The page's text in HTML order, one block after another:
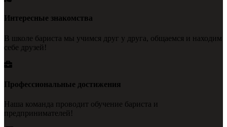
Интересные знакомства
В школе бариста мы учимся друг у друга, общаемся и находим
себе друзей!
Профессиональные достижения
Наша команда проводит обучение бариста и
предпринимателей!